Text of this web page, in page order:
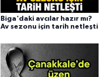
Biga'daki avcılar hazır mı?
Av sezonu için tarih netleşti